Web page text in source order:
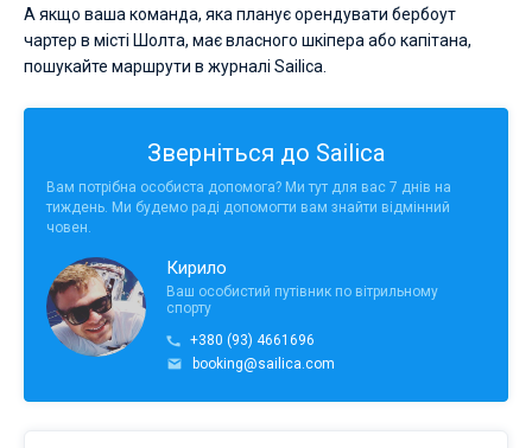
А якщо ваша команда, яка планує орендувати бербоут
чартер в місті Шолта, має власного шкіпера або капітана,
пошукайте маршрути в журналі Sailica.
Зверніться до Sailica
Вам потрібна особиста допомога? Ми тут для вас 7 днів на
тиждень. Ми будемо раді допомогти вам знайти відмінний
човен.
Кирило
Ваш особистий путівник по вітрильному
спорту
+380 (93) 4661696
booking@sailica.com